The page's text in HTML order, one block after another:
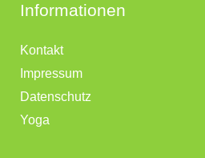
Informationen
Kontakt
Impressum
Datenschutz
Yoga